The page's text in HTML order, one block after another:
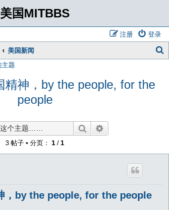
美国MITBBS
登录
注册
美国新闻
主题
神，by the people, for the
people
搜索
3 帖子 • 分页： 1 / 1
，by the people, for the people